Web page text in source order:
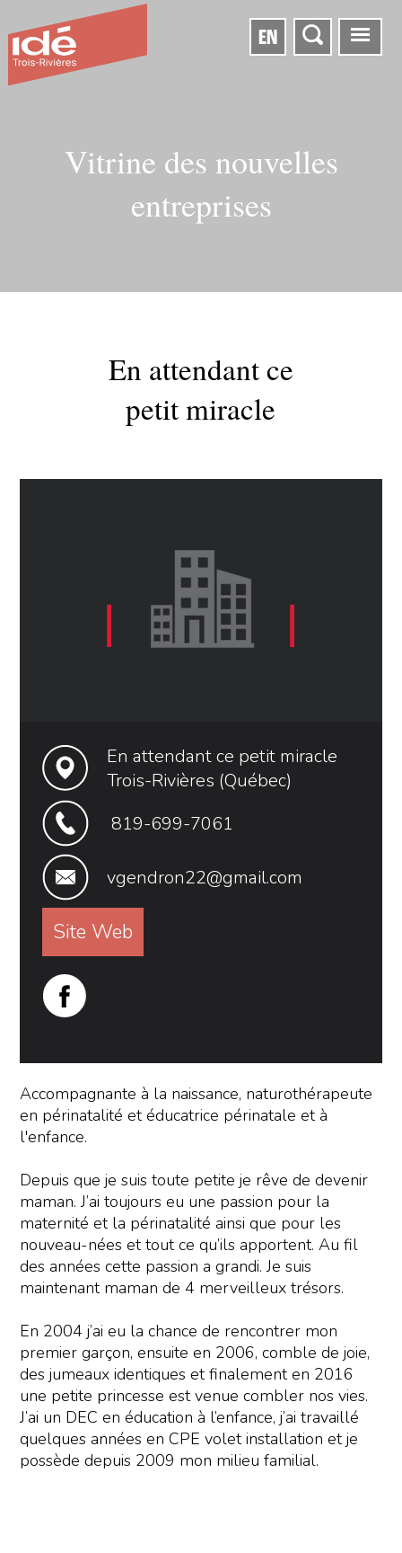
EN
Vitrine des nouvelles
entreprises
En attendant ce
petit miracle
En attendant ce petit miracle
Trois-Rivières (Québec)
819-699-7061
vgendron22@gmail.com
Site Web
Accompagnante à la naissance, naturothérapeute
en périnatalité et éducatrice périnatale et à
l'enfance.
Depuis que je suis toute petite je rêve de devenir
maman. J’ai toujours eu une passion pour la
maternité et la périnatalité ainsi que pour les
nouveau-nées et tout ce qu’ils apportent. Au fil
des années cette passion a grandi. Je suis
maintenant maman de 4 merveilleux trésors.
En 2004 j’ai eu la chance de rencontrer mon
premier garçon, ensuite en 2006, comble de joie,
des jumeaux identiques et finalement en 2016
une petite princesse est venue combler nos vies.
J’ai un DEC en éducation à l’enfance, j’ai travaillé
quelques années en CPE volet installation et je
possède depuis 2009 mon milieu familial.